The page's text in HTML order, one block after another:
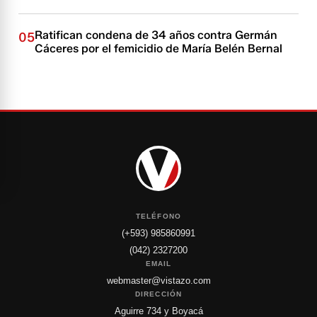
05Ratifican condena de 34 años contra Germán
Cáceres por el femicidio de María Belén Bernal
TELÉFONO
(+593) 985860991
(042) 2327200
EMAIL
webmaster@vistazo.com
DIRECCIÓN
Aguirre 734 y Boyacá